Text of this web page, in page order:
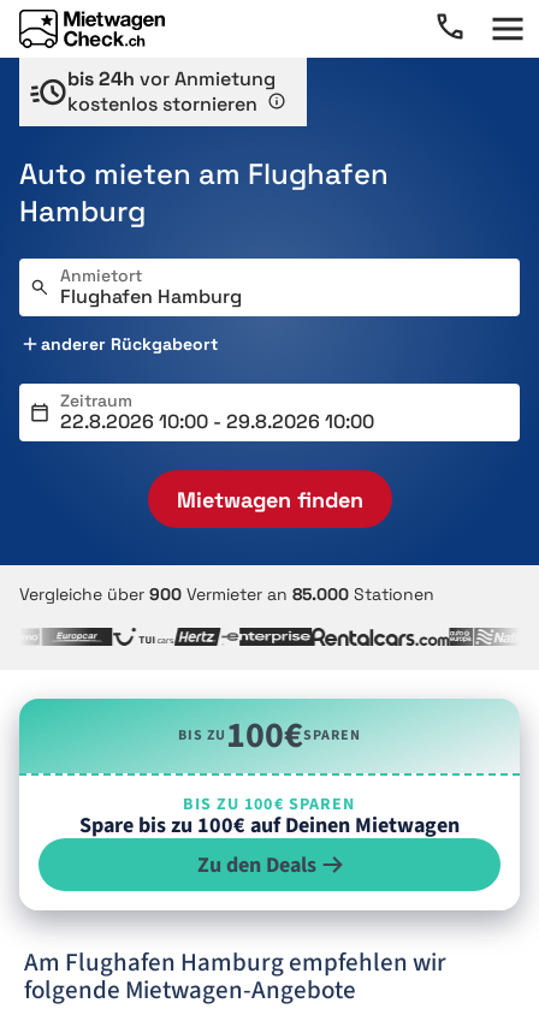
bis 24h vor Anmietung
kostenlos stornieren
Auto mieten am Flughafen
Hamburg
Anmietort
anderer Rückgabeort
Zeitraum
Mietwagen finden
Vergleiche über 900 Vermieter an 85.000 Stationen
BIS ZU100€SPAREN
BIS ZU 100€ SPAREN
Spare bis zu 100€ auf Deinen Mietwagen
Zu den Deals
Am Flughafen Hamburg empfehlen wir
folgende Mietwagen-Angebote